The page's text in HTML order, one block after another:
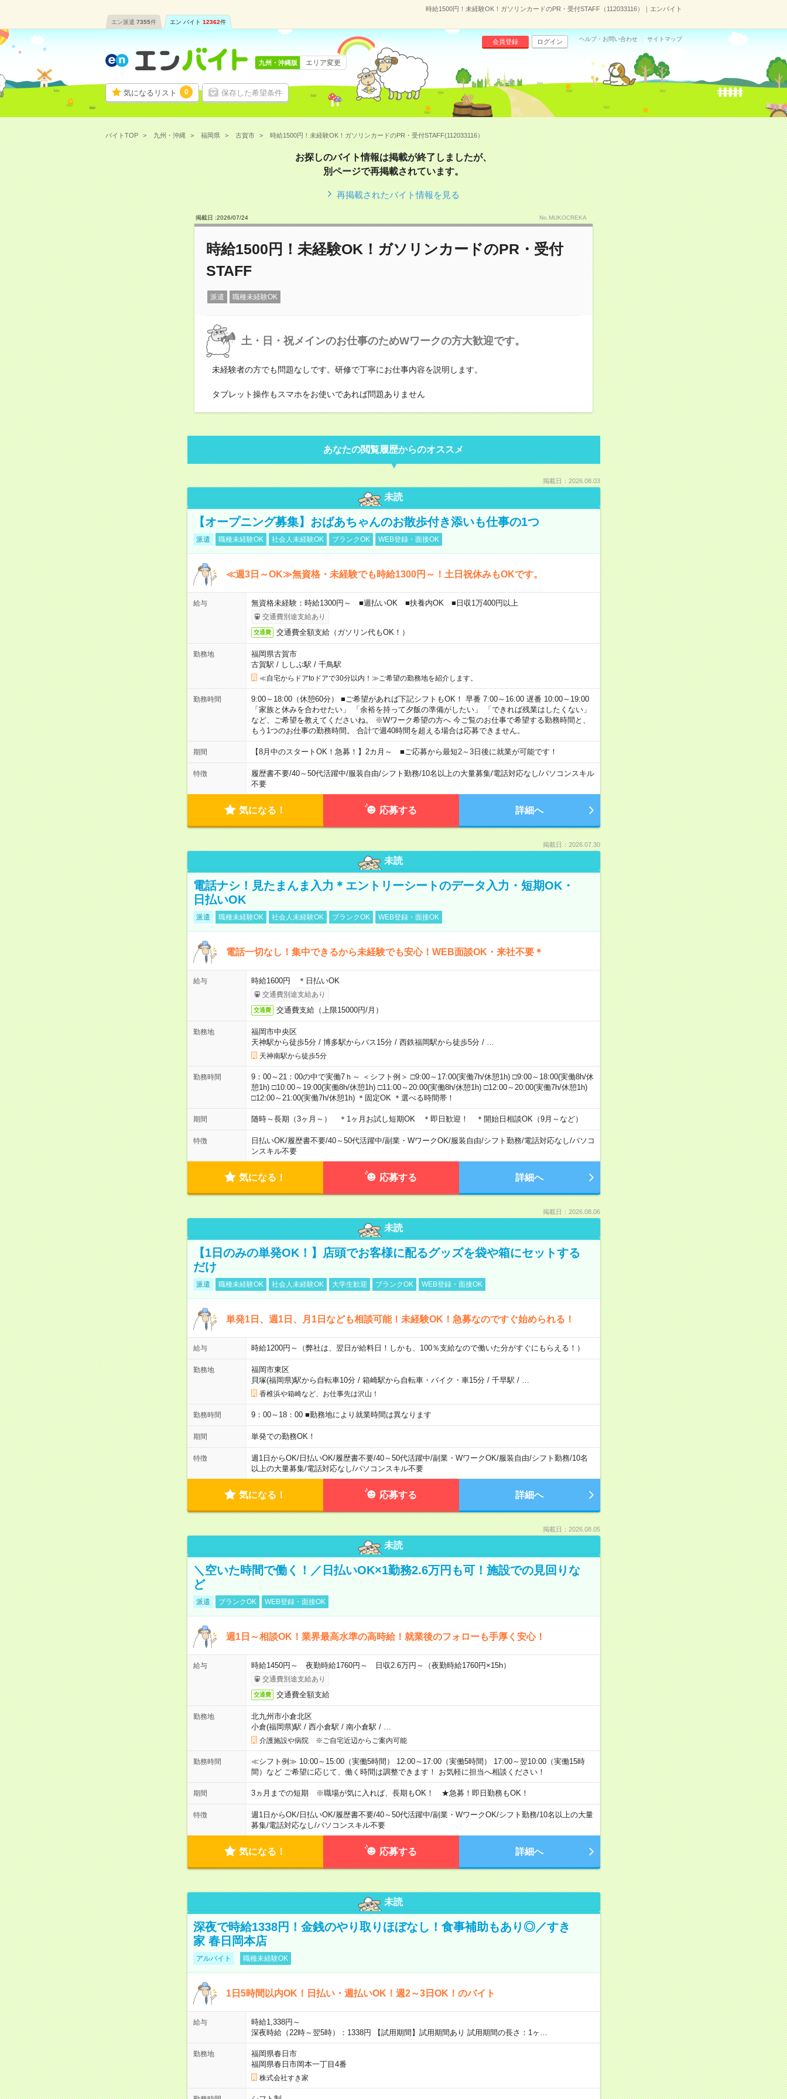
時給1500円！未経験OK！ガソリンカードのPR・受付STAFF（112033116）｜エンバイト
エン派遣 7355件 エン バイト 12362件
気になるリスト 0 保存した希望条件
会員登録 ログイン ヘルプ・お問い合わせ サイトマップ
九州・沖縄版 エリア変更
バイトTOP 九州・沖縄 福岡県 古賀市 時給1500円！未経験OK！ガソリンカードのPR・受付STAFF(112033116）
お探しのバイト情報は掲載が終了しましたが、
別ページで再掲載されています。
再掲載されたバイト情報を見る
掲載日 :2026/07/24 No.MUKOCREKA
時給1500円！未経験OK！ガソリンカードのPR・受付
STAFF
派遣 職種未経験OK
土・日・祝メインのお仕事のためWワークの方大歓迎です。
未経験者の方でも問題なしです。研修で丁寧にお仕事内容を説明します。
タブレット操作もスマホをお使いであれば問題ありません
あなたの閲覧履歴からのオススメ
掲載日：2026.08.03
未読
【オープニング募集】おばあちゃんのお散歩付き添いも仕事の1つ
派遣 職種未経験OK 社会人未経験OK ブランクOK WEB登録・面接OK
≪週3日～OK≫無資格・未経験でも時給1300円～！土日祝休みもOKです。
給与 無資格未経験：時給1300円～ ■週払いOK ■扶養内OK ■日収1万400円以上
交通費別途支給あり
交通費 交通費全額支給（ガソリン代もOK！）
勤務地
福岡県古賀市
古賀駅 / ししぶ駅 / 千鳥駅
≪自宅からドアtoドアで30分以内！≫ご希望の勤務地を紹介します。
勤務時間
9:00～18:00（休憩60分） ■ご希望があれば下記シフトもOK！ 早番 7:00～16:00 遅番 10:00～19:00
「家族と休みを合わせたい」 「余裕を持って夕飯の準備がしたい」 「できれば残業はしたくない」
など、ご希望を教えてくださいね。 ※Wワーク希望の方へ 今ご覧のお仕事で希望する勤務時間と、
もう1つのお仕事の勤務時間。 合計で週40時間を超える場合は応募できません。
期間 【8月中のスタートOK！急募！】2カ月～ ■ご応募から最短2～3日後に就業が可能です！
特徴 履歴書不要/40～50代活躍中/服装自由/シフト勤務/10名以上の大量募集/電話対応なし/パソコンスキル
不要
気になる！ 応募する 詳細へ
掲載日：2026.07.30
未読
電話ナシ！見たまんま入力＊エントリーシートのデータ入力・短期OK・
日払いOK
派遣 職種未経験OK 社会人未経験OK ブランクOK WEB登録・面接OK
電話一切なし！集中できるから未経験でも安心！WEB面談OK・来社不要＊
給与 時給1600円 ＊日払いOK
交通費別途支給あり
交通費 交通費支給（上限15000円/月）
勤務地
福岡市中央区
天神駅から徒歩5分/ 博多駅からバス15分/ 西鉄福岡駅から徒歩5分/
天神南駅から徒歩5分
勤務時間
9：00～21：00の中で実働7ｈ～ ＜シフト例＞ □9:00～17:00(実働7h/休憩1h) □9:00～18:00(実働8h/休
憩1h) □10:00～19:00(実働8h/休憩1h) □11:00～20:00(実働8h/休憩1h) □12:00～20:00(実働7h/休憩1h)
□12:00～21:00(実働7h/休憩1h) ＊固定OK ＊選べる時間帯！
期間 随時～長期（3ヶ月～） ＊1ヶ月お試し短期OK ＊即日歓迎！ ＊開始日相談OK（9月～など）
特徴 日払いOK/履歴書不要/40～50代活躍中/副業・WワークOK/服装自由/シフト勤務/電話対応なし/パソコ
ンスキル不要
気になる！ 応募する 詳細へ
掲載日：2026.08.06
未読
【1日のみの単発OK！】店頭でお客様に配るグッズを袋や箱にセットする
だけ
派遣 職種未経験OK 社会人未経験OK 大学生歓迎 ブランクOK WEB登録・面接OK
単発1日、週1日、月1日なども相談可能！未経験OK！急募なのですぐ始められる！
給与 時給1200円～（弊社は、翌日が給料日！しかも、100％支給なので働いた分がすぐにもらえる！）
勤務地
福岡市東区
貝塚(福岡県)駅から自転車10分/ 箱崎駅から自転車・バイク・車15分/ 千早駅 /
香椎浜や箱崎など、お仕事先は沢山！
勤務時間 9：00～18：00 ■勤務地により就業時間は異なります
期間 単発での勤務OK！
特徴 週1日からOK/日払いOK/履歴書不要/40～50代活躍中/副業・WワークOK/服装自由/シフト勤務/10名
以上の大量募集/電話対応なし/パソコンスキル不要
気になる！ 応募する 詳細へ
掲載日：2026.08.05
未読
＼空いた時間で働く！／日払いOK×1勤務2.6万円も可！施設での見回りな
ど
派遣 ブランクOK WEB登録・面接OK
週1日～相談OK！業界最高水準の高時給！就業後のフォローも手厚く安心！
給与 時給1450円～ 夜勤時給1760円～ 日収2.6万円～（夜勤時給1760円×15h）
交通費別途支給あり
交通費 交通費全額支給
勤務地
北九州市小倉北区
小倉(福岡県)駅 / 西小倉駅 / 南小倉駅 /
介護施設や病院 ※ご自宅近辺からご案内可能
勤務時間
≪シフト例≫ 10:00～15:00（実働5時間） 12:00～17:00（実働5時間） 17:00～翌10:00（実働15時
間）など ご希望に応じて、働く時間は調整できます！ お気軽に担当へ相談ください！
期間 3ヵ月までの短期 ※職場が気に入れば、長期もOK！ ★急募！即日勤務もOK！
特徴 週1日からOK/日払いOK/履歴書不要/40～50代活躍中/副業・WワークOK/シフト勤務/10名以上の大量
募集/電話対応なし/パソコンスキル不要
気になる！ 応募する 詳細へ
未読
深夜で時給1338円！金銭のやり取りほぼなし！食事補助もあり◎／すき
家 春日岡本店
アルバイト 職種未経験OK
1日5時間以内OK！日払い・週払いOK！週2～3日OK！のバイト
給与
時給1,338円～
深夜時給（22時～翌5時）：1338円 【試用期間】試用期間あり 試用期間の長さ：1ヶ…
勤務地
福岡県春日市
福岡県春日市岡本一丁目4番
株式会社すき家